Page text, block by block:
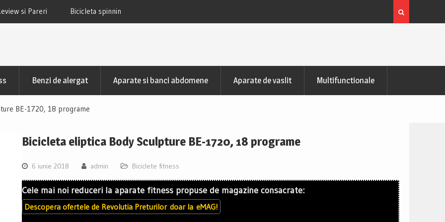
SBK800B Review si Pareri
TECHFIT R400N Review si
Bicicleta indoor cycling FitTronic®
Pareri
Benzi de alergat Aparate si banci abdomene Aparate de vaslit Multifunctionale
BE-1720, 18 programe
Bicicleta eliptica Body Sculpture BE-1720, 18 programe
6 iunie 2018 admin Biciclete fitness
Cele mai noi reduceri la aparate fitness propuse de magazine consacrate:
Descopera ofertele de Revolutia Preturilor doar la eMAG!